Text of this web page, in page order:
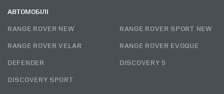
АВТОМОБІЛІ
RANGE ROVER NEW
RANGE ROVER SPORT NEW
RANGE ROVER VELAR
RANGE ROVER EVOQUE
DEFENDER
DISCOVERY 5
DISCOVERY SPORT